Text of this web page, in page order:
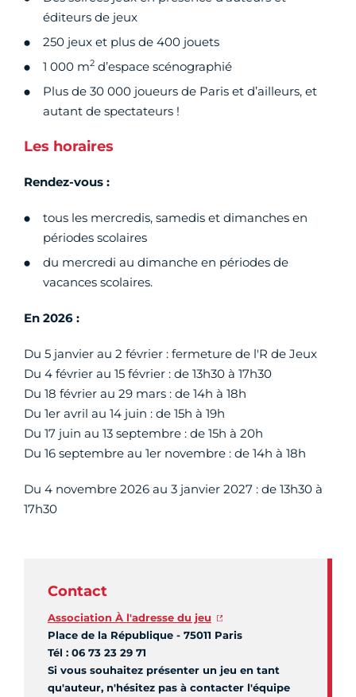
éditeurs de jeux
250 jeux et plus de 400 jouets
1 000 m2 d’espace scénographié
Plus de 30 000 joueurs de Paris et d’ailleurs, et
autant de spectateurs !
Les horaires
Rendez-vous :
tous les mercredis, samedis et dimanches en
périodes scolaires
du mercredi au dimanche en périodes de
vacances scolaires.
En 2026 :
Du 5 janvier au 2 février : fermeture de l'R de Jeux
Du 4 février au 15 février : de 13h30 à 17h30
Du 18 février au 29 mars : de 14h à 18h
Du 1er avril au 14 juin : de 15h à 19h
Du 17 juin au 13 septembre : de 15h à 20h
Du 16 septembre au 1er novembre : de 14h à 18h
Du 4 novembre 2026 au 3 janvier 2027 : de 13h30 à
17h30
Contact
Association À l'adresse du jeu
Place de la République - 75011 Paris
Tél : 06 73 23 29 71
Si vous souhaitez présenter un jeu en tant
qu'auteur, n'hésitez pas à contacter l'équipe